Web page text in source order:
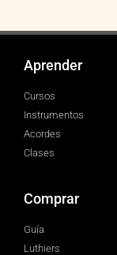
Aprender
Cursos
Instrumentos
Acordes
Clases
Comprar
Guía
Luthiers